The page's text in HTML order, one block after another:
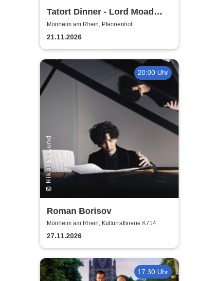
Tatort Dinner - Lord Moad
lässt bitten!
Monheim am Rhein, Pfannenhof
21.11.2026
20:00 Uhr
Roman Borisov
Monheim am Rhein, Kulturraffinerie K714
27.11.2026
17:30 Uhr